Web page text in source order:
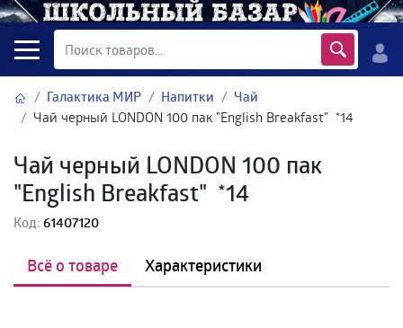
Галактика МИР Напитки Чай
Чай черный LONDON 100 пак "English Breakfast" *14
Чай черный LONDON 100 пак
"English Breakfast" *14
Код: 61407120
Всё о товаре Характеристики